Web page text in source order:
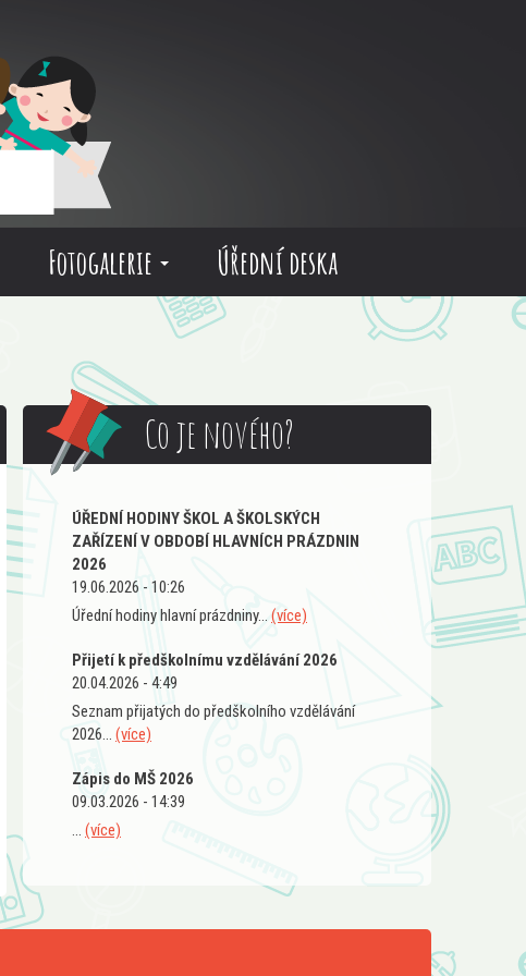
Fotogalerie Úřední deska
Co je nového?
ÚŘEDNÍ HODINY ŠKOL A ŠKOLSKÝCH
ZAŘÍZENÍ V OBDOBÍ HLAVNÍCH PRÁZDNIN
2026
19.06.2026 - 10:26
Úřední hodiny hlavní prázdniny... (více)
Přijetí k předškolnímu vzdělávání 2026
20.04.2026 - 4:49
Seznam přijatých do předškolního vzdělávání
2026... (více)
Zápis do MŠ 2026
09.03.2026 - 14:39
... (více)